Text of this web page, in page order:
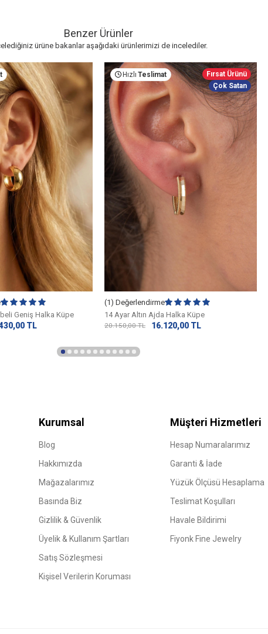
Benzer Ürünler
ürüne bakanlar aşağıdaki ürünlerimizi de incelediler.
Geniş Halka Küpe
TL
Hızlı Teslimat
Fırsat Ürünü
Çok Satan
(1) Değerlendirme
14 Ayar Altın Ajda Halka Küpe
20.150,00TL 16.120,00 TL
Kurumsal
Blog
Hakkımızda
Mağazalarımız
Basında Biz
Gizlilik & Güvenlik
Üyelik & Kullanım Şartları
Satış Sözleşmesi
Kişisel Verilerin Koruması
Müşteri Hizmetleri
Hesap Numaralarımız
Garanti & İade
Yüzük Ölçüsü Hesaplama
Teslimat Koşulları
Havale Bildirimi
Fiyonk Fine Jewelry